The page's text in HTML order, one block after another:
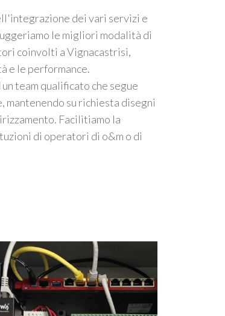
dei vari servizi e
le migliori modalità di
coinvolti a Vignacastrisi,
e le performance.
team qualificato che segue
mantenendo su richiesta disegni
Facilitiamo la
di operatori di o&m o di